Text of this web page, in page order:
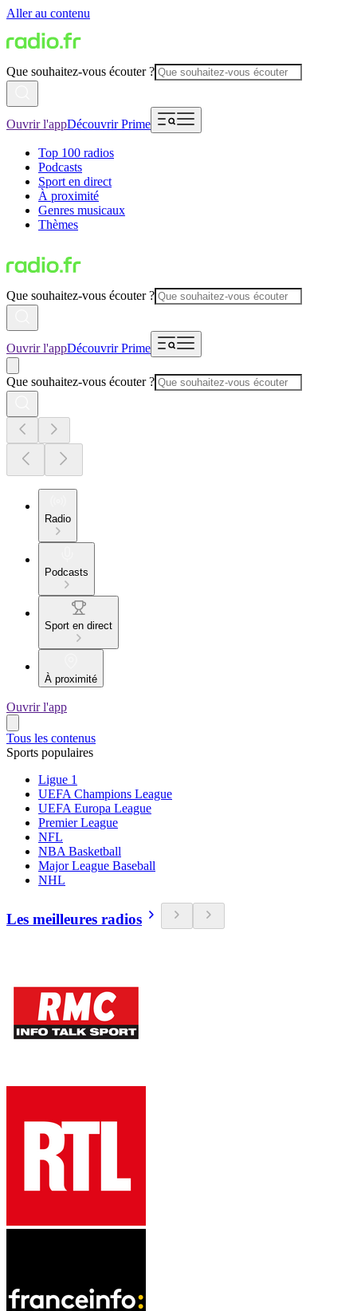
Aller au contenu
Que souhaitez-vous écouter ?
Ouvrir l'appDécouvrir Prime
Top 100 radios
Podcasts
Sport en direct
À proximité
Genres musicaux
Thèmes
Que souhaitez-vous écouter ?
Ouvrir l'appDécouvrir Prime
Que souhaitez-vous écouter ?
Radio
Podcasts
Sport en direct
À proximité
Ouvrir l'app
Tous les contenus
Sports populaires
Ligue 1
UEFA Champions League
UEFA Europa League
Premier League
NFL
NBA Basketball
Major League Baseball
NHL
Les meilleures radios